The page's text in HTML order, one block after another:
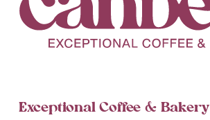
Exceptional Coffee & Bakery